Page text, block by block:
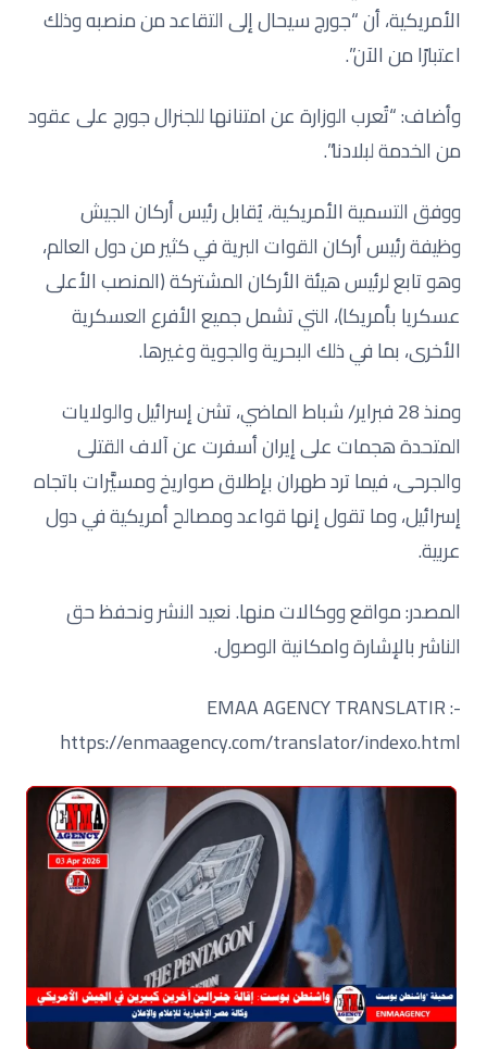
الأمريكية، أن “جورج سيحال إلى التقاعد من منصبه وذلك
اعتبارًا من الآن”.
وأضاف: “تُعرب الوزارة عن امتنانها للجنرال جورج على عقود
من الخدمة لبلادنا”.
ووفق التسمية الأمريكية، يُقابل رئيس أركان الجيش
وظيفة رئيس أركان القوات البرية في كثير من دول العالم،
وهو تابع لرئيس هيئة الأركان المشتركة (المنصب الأعلى
عسكريا بأمريكا)، التي تشمل جميع الأفرع العسكرية
الأخرى، بما في ذلك البحرية والجوية وغيرها.
ومنذ 28 فبراير/ شباط الماضي، تشن إسرائيل والولايات
المتحدة هجمات على إيران أسفرت عن آلاف القتلى
والجرحى، فيما ترد طهران بإطلاق صواريخ ومسيَّرات باتجاه
إسرائيل، وما تقول إنها قواعد ومصالح أمريكية في دول
عربية.
المصدر: مواقع ووكالاتمنها. نعيد النشر ونحفظ حق
الناشر بالإشارة وامكانية الوصول.
EMAA AGENCY TRANSLATIR :-
https://enmaagency.com/translator/indexo.html